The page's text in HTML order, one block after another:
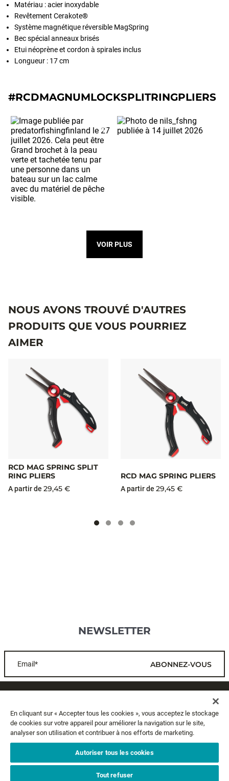
Matériau : acier inoxydable
Revêtement Cerakote®
Système magnétique réversible MagSpring
Bec spécial anneaux brisés
Etui néoprène et cordon à spirales inclus
Longueur : 17 cm
#RCDMAGNUMLOCKSPLITRINGPLIERS
VOIR PLUS
NOUS AVONS TROUVÉ D'AUTRES
PRODUITS QUE VOUS POURRIEZ
AIMER
RCD MAG SPRING SPLIT
RING PLIERS
A partir de 29,45 €
RCD MAG SPRING PLIERS
A partir de 29,45 €
NEWSLETTER
Email* ABONNEZ-VOUS
A PROPOS
MENTIONS LÉGALES
En cliquant sur « Accepter tous les cookies », vous acceptez le stockage
de cookies sur votre appareil pour améliorer la navigation sur le site,
analyser son utilisation et contribuer à nos efforts de marketing.
Autoriser tous les cookies
Tout refuser